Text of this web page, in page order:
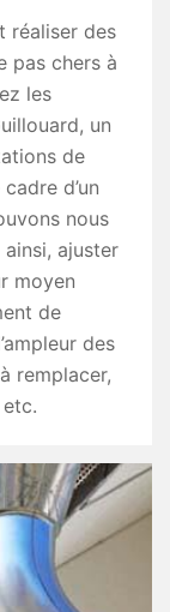
réaliser des
pas chers à
les
un
de
d’un
nous
ajuster
moyen
de
des
remplacer,